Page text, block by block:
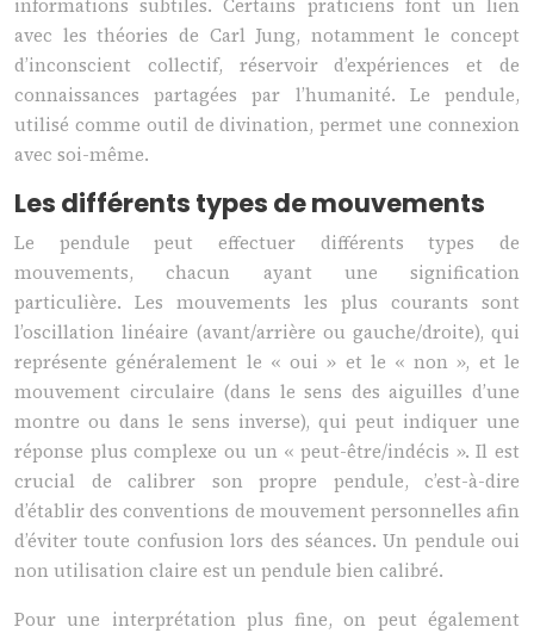
avec les théories de Carl Jung, notamment le concept
d’inconscient collectif, réservoir d’expériences et de
connaissances partagées par l’humanité. Le pendule,
utilisé comme outil de divination, permet une connexion
avec soi-même.
Les différents types de mouvements
Le pendule peut effectuer différents types de
mouvements, chacun ayant une signification
particulière. Les mouvements les plus courants sont
l’oscillation linéaire (avant/arrière ou gauche/droite), qui
représente généralement le « oui » et le « non », et le
mouvement circulaire (dans le sens des aiguilles d’une
montre ou dans le sens inverse), qui peut indiquer une
réponse plus complexe ou un « peut-être/indécis ». Il est
crucial de calibrer son propre pendule, c’est-à-dire
d’établir des conventions de mouvement personnelles afin
d’éviter toute confusion lors des séances. Un pendule oui
non utilisation claire est un pendule bien calibré.
Pour une interprétation plus fine, on peut également